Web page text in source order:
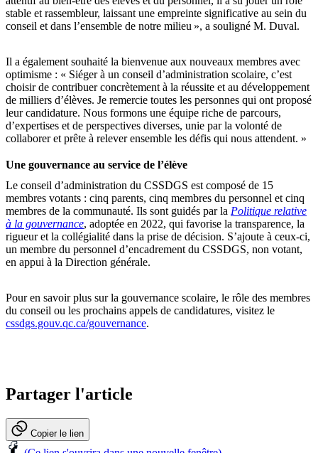
stable et rassembleur, laissant une empreinte significative au sein du
conseil et dans l’ensemble de notre milieu », a souligné M. Duval.
Il a également souhaité la bienvenue aux nouveaux membres avec
optimisme : « Siéger à un conseil d’administration scolaire, c’est
choisir de contribuer concrètement à la réussite et au développement
de milliers d’élèves. Je remercie toutes les personnes qui ont proposé
leur candidature. Nous formons une équipe riche de parcours,
d’expertises et de perspectives diverses, unie par la volonté de
collaborer et prête à relever ensemble les défis qui nous attendent. »
Une gouvernance au service de l’élève
Le conseil d’administration du CSSDGS est composé de 15
membres votants : cinq parents, cinq membres du personnel et cinq
membres de la communauté. Ils sont guidés par la Politique relative
à la gouvernance, adoptée en 2022, qui favorise la transparence, la
rigueur et la collégialité dans la prise de décision. S’ajoute à ceux-ci,
un membre du personnel d’encadrement du CSSDGS, non votant,
en appui à la Direction générale.
Pour en savoir plus sur la gouvernance scolaire, le rôle des membres
du conseil ou les prochains appels de candidatures, visitez le
cssdgs.gouv.qc.ca/gouvernance.
Partager l'article
Copier le lien